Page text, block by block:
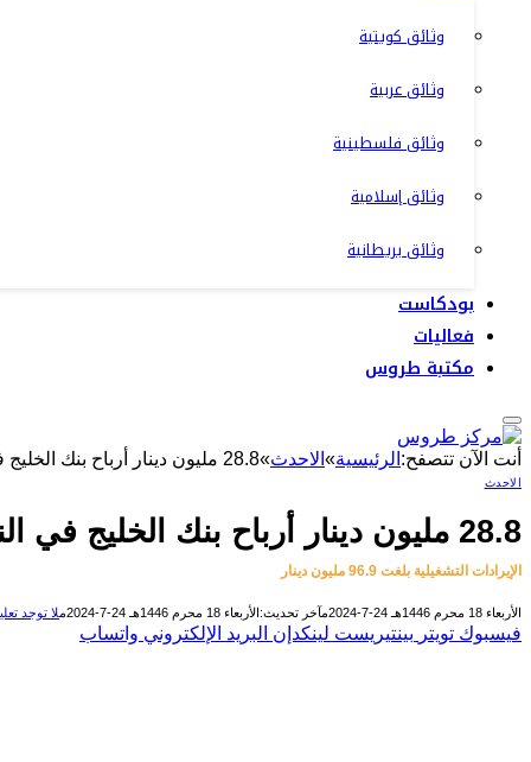
وثائق كويتية
وثائق عربية
وثائق فلسطينية
وثائق إسلامية
وثائق بريطانية
بودكاست
فعاليات
مكتبة طروس
أنت الآن تتصفح: الرئيسية» الاحدث»28.8 مليون دينار أرباح بنك الخليج في النصف الأول من 2024
الاحدث
28.8 مليون دينار أرباح بنك الخليج في النصف الأول من 2024
الإيرادات التشغيلية بلغت 96.9 مليون دينار
الأربعاء 18 محرم 1446هـ 24-7-2024م آخر تحديث:الأربعاء 18 محرم 1446هـ 24-7-2024م لا توجد
فيسبوك تويتر بينتيريست لينكدإن البريد الإلكتروني واتساب